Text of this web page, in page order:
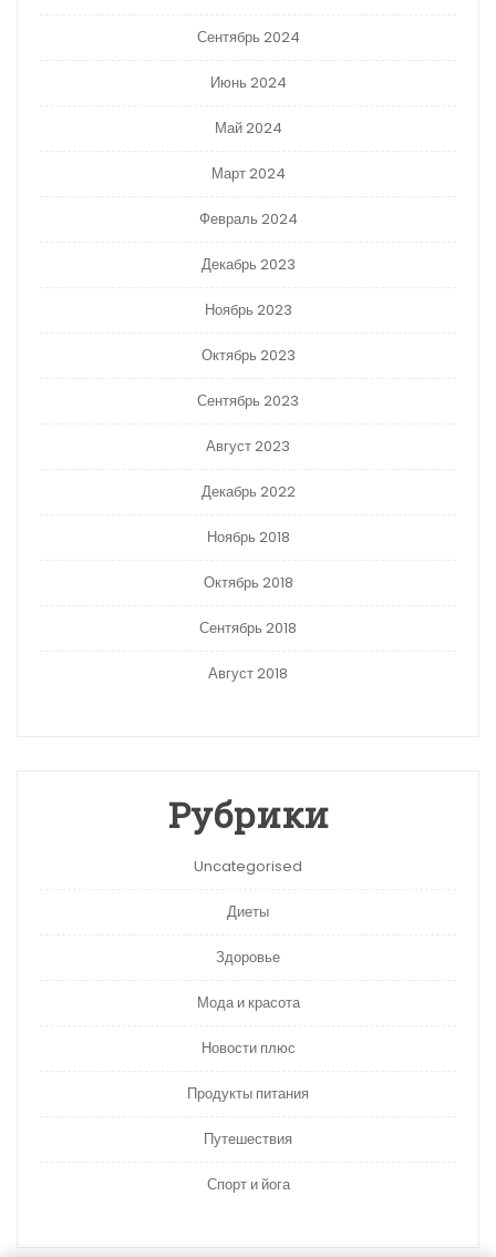
Сентябрь 2024
Июнь 2024
Май 2024
Март 2024
Февраль 2024
Декабрь 2023
Ноябрь 2023
Октябрь 2023
Сентябрь 2023
Август 2023
Декабрь 2022
Ноябрь 2018
Октябрь 2018
Сентябрь 2018
Август 2018
Рубрики
Uncategorised
Диеты
Здоровье
Мода и красота
Новости плюс
Продукты питания
Путешествия
Спорт и йога